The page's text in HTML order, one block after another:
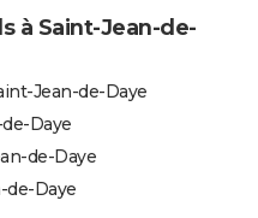
à Saint-Jean-de-
Jean-de-Daye
Daye
de-Daye
de-Daye